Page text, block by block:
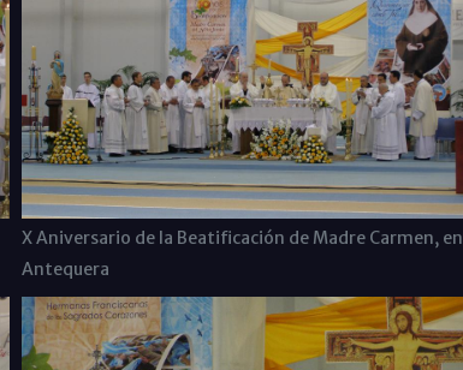
X Aniversario de la Beatificación de Madre Carmen, en
Antequera